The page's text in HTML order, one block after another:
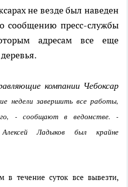
не везде был наведен
сообщению пресс-службы
адресам все еще
компании Чебоксар
недели завершить все работы,
- сообщают в ведомстве. -
Ладыков был крайне
в течение суток все вывезти,